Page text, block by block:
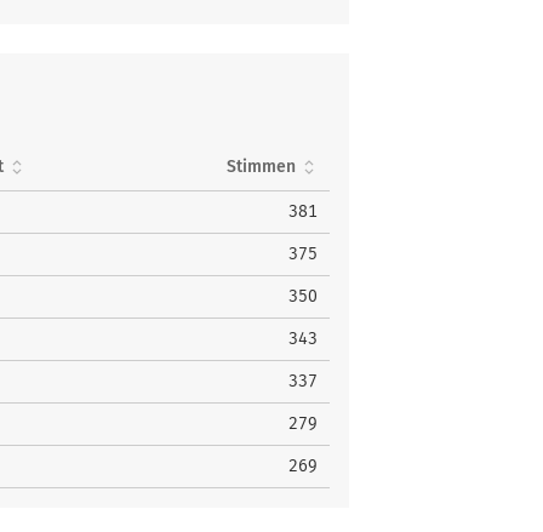
Stimmen
381
375
350
343
337
279
269